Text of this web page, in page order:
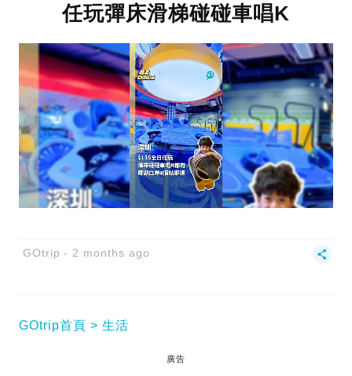
任玩彈床滑梯碰碰車唱K
GOtrip 2 months ago
GOtrip首頁 生活
廣告